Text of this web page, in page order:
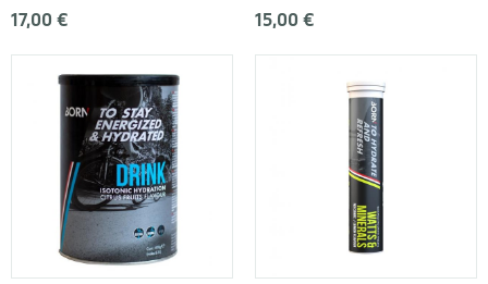
17,00 € 15,00 €